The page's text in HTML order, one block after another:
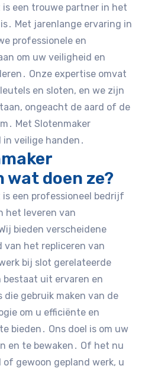
een trouwe partner in het
Met jarenlange ervaring in
professionele en
om uw veiligheid en
Onze expertise omvat
en sloten, en we zijn
ongeacht de aard of de
Met Slotenmaker
veilige handen․
wat doen ze?
een professioneel bedrijf
het leveren van
bieden verscheidene
van het repliceren van
bij slot gerelateerde
bestaat uit ervaren en
gebruik maken van de
om u efficiënte en
bieden․ Ons doel is om uw
en te bewaken․ Of het nu
gewoon gepland werk, u